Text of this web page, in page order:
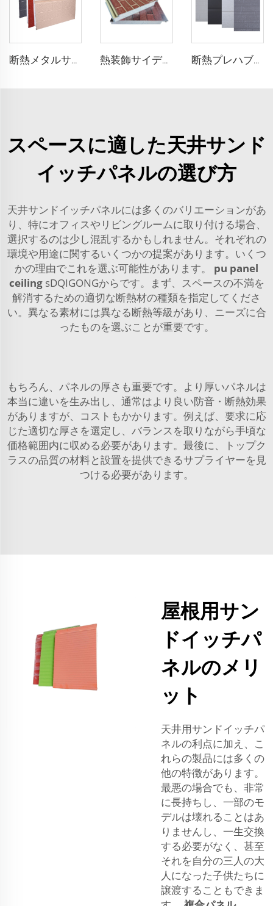
断熱メタルサイディングepsフォームボード装飾壁パネル断熱サンドイッチ壁パネル 熱装飾サイディングパネル 外壁構造断熱パネル フォームサンドイッチパネル 断熱プレハブハウス EPSフォームボード メタルサイディング フォームサンドイッチパネル
スペースに適した天井サンド
イッチパネルの選び方
天井サンドイッチパネルには多くのバリエーションがあ
り、特にオフィスやリビングルームに取り付ける場合、
選択するのは少し混乱するかもしれません。それぞれの
環境や用途に関するいくつかの提案があります。いくつ
かの理由でこれを選ぶ可能性があります。 pu panel
ceiling sDQIGONGからです。まず、スペースの不満を
解消するための適切な断熱材の種類を指定してくださ
い。異なる素材には異なる断熱等級があり、ニーズに合
ったものを選ぶことが重要です。
もちろん、パネルの厚さも重要です。より厚いパネルは
本当に違いを生み出し、通常はより良い防音・断熱効果
がありますが、コストもかかります。例えば、要求に応
じた適切な厚さを選定し、バランスを取りながら手頃な
価格範囲内に収める必要があります。最後に、トップク
ラスの品質の材料と設置を提供できるサプライヤーを見
つける必要があります。
屋根用サン
ドイッチパ
ネルのメリ
ット
天井用サンドイッチパ
ネルの利点に加え、こ
れらの製品には多くの
他の特徴があります。
最悪の場合でも、非常
に長持ちし、一部のモ
デルは壊れることはあ
りませんし、一生交換
する必要がなく、甚至
それを自分の三人の大
人になった子供たちに
譲渡することもできま